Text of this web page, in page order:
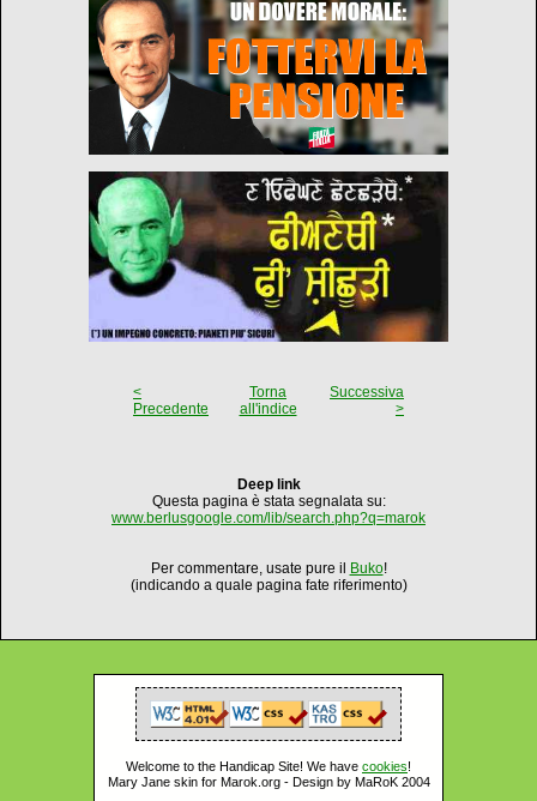
<
Precedente
Torna
all'indice
Successiva
>
Deep link
Questa pagina è stata segnalata su:
www.berlusgoogle.com/lib/search.php?q=marok
Per commentare, usate pure il Buko!
(indicando a quale pagina fate riferimento)
Welcome to the Handicap Site! We have cookies!
Mary Jane skin for Marok.org - Design by MaRoK 2004